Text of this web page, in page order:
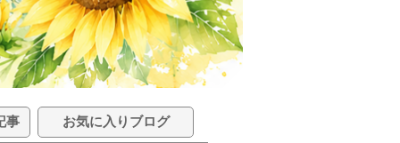
事 お気に入りブログ